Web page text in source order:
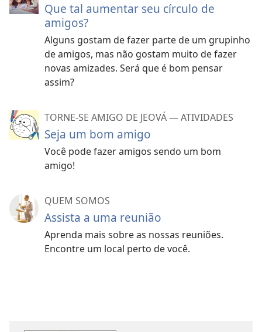
Que tal aumentar seu círculo de
amigos?
Alguns gostam de fazer parte de um grupinho
de amigos, mas não gostam muito de fazer
novas amizades. Será que é bom pensar
assim?
TORNE-SE AMIGO DE JEOVÁ — ATIVIDADES
Seja um bom amigo
Você pode fazer amigos sendo um bom
amigo!
QUEM SOMOS
Assista a uma reunião
Aprenda mais sobre as nossas reuniões.
Encontre um local perto de você.